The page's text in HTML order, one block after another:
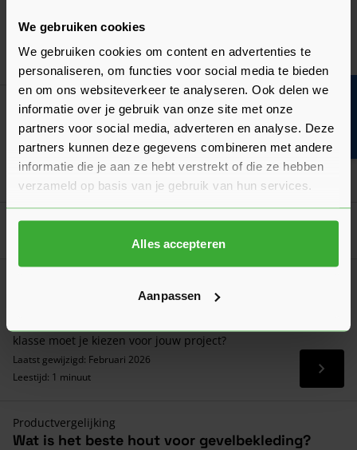
We gebruiken cookies
We gebruiken cookies om content en advertenties te
personaliseren, om functies voor social media te bieden
en om ons websiteverkeer te analyseren. Ook delen we
informatie over je gebruik van onze site met onze
partners voor social media, adverteren en analyse. Deze
partners kunnen deze gegevens combineren met andere
informatie die je aan ze hebt verstrekt of die ze hebben
verzameld op basis van je gebruik van hun services.
Alles accepteren
Aanpassen
Dé oplossing bij slecht weer!
Afdekzeil
Verkrijgbaar in 7 afmetingen
Vanaf per stuk
De duurzaamheidsklasse van hout
klasse moet je kiezen voor jouw project?
Laatst gewijzigd: Februari 2026
Leestijd: 1 minuut
Lees
Productvergelijking
Wat is het beste hout voor gevelbekleding?